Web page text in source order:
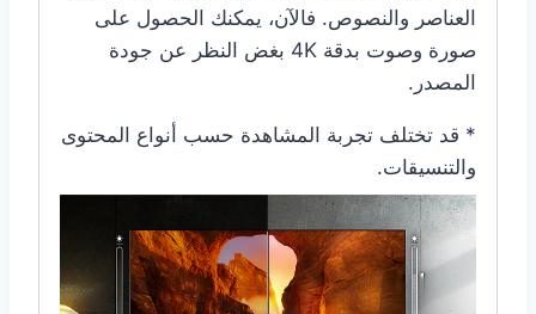
العناصر والنصوص. فالآن، يمكنك الحصول على
صورة وصوت بدقة 4K بغض النظر عن جودة
المصدر.
* قد تختلف تجربة المشاهدة حسب أنواع المحتوى
والتنسيقات.